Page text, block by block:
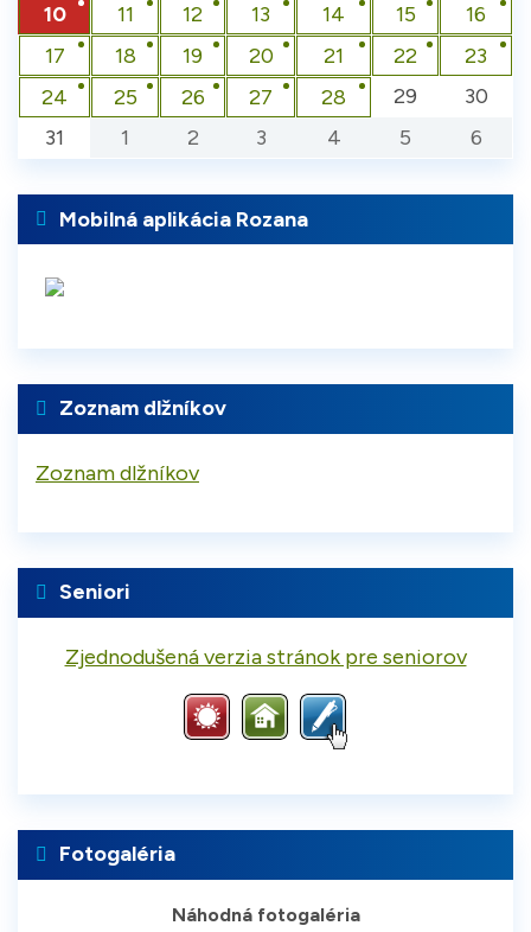
10 11 12 13 14 15
16
17
18 19 20 21 22
23
24
25 26 27 28 29
30
31
1 2 3 4 5 6
Mobilná aplikácia Rozana
Zoznam dlžníkov
Zoznam dlžníkov
Seniori
Zjednodušená verzia stránok pre seniorov
Fotogaléria
Náhodná fotogaléria